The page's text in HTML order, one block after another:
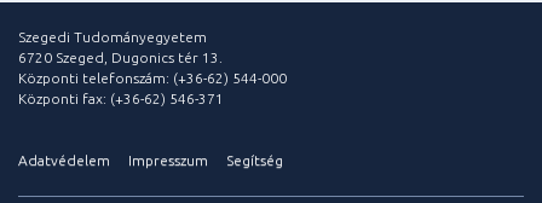
Szegedi Tudományegyetem
6720 Szeged, Dugonics tér 13.
Központi telefonszám: (+36-62) 544-000
Központi fax: (+36-62) 546-371
Adatvédelem Impresszum Segítség